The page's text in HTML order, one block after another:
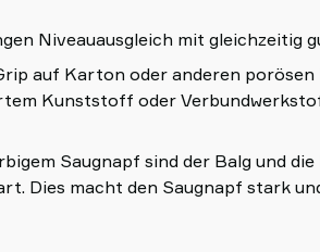
Niveauausgleich mit gleichzeitig
auf Karton oder anderen porösen
Kunststoff oder
Saugnapf sind der Balg und
Dies macht den Saugnapf stark